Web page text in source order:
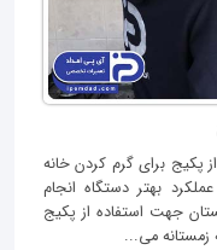
برای گرم کردن خانه
بهتر دستگاه انجام
جهت استفاده از پکیج
زمستانه می...